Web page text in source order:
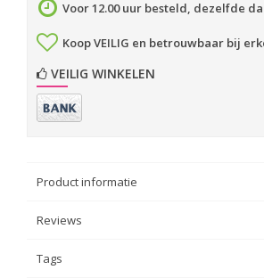
Voor 12.00 uur besteld, dezelfde
Koop VEILIG en betrouwbaar bij
VEILIG WINKELEN
Product informatie
Reviews
Tags